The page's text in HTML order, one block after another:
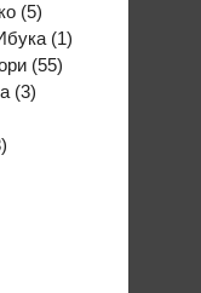
(5)
(1)
(55)
(3)